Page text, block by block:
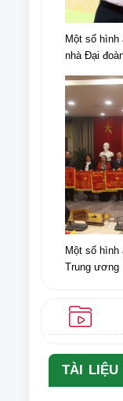
Một số hình
nhà Đại
Biên Phủ
Một số hình
Trung ương
TÀI LIỆU